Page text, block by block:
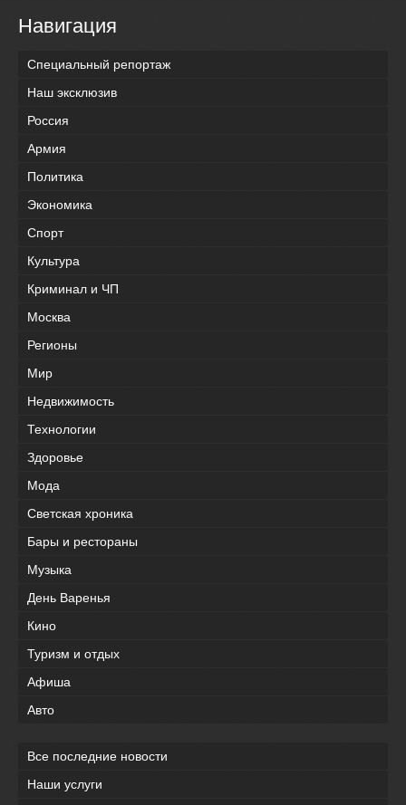
Навигация
Специальный репортаж
Наш эксклюзив
Россия
Армия
Политика
Экономика
Спорт
Культура
Криминал и ЧП
Москва
Регионы
Мир
Недвижимость
Технологии
Здоровье
Мода
Светская хроника
Бары и рестораны
Музыка
День Варенья
Кино
Туризм и отдых
Афиша
Авто
Все последние новости
Наши услуги